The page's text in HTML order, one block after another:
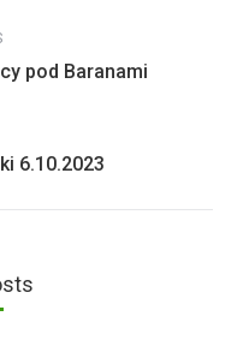
pod Baranami
6.10.2023